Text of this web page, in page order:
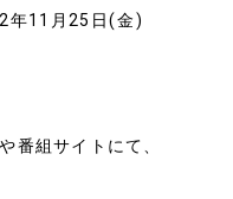
学生研究紹介・
インタビュー
年11月25日(金)
番組サイトにて、